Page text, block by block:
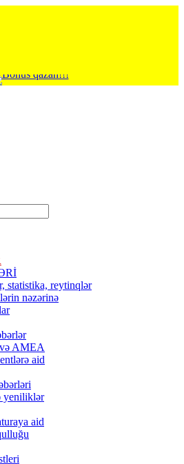
statistika, reytinqlər
nəzərinə
AMEA
aid
yeniliklər
aid